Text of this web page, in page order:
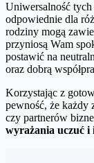
Uniwersalność
odpowiednie dla
rodziny mogą
przyniosą Wam
postawić na
oraz dobrą
Korzystając z
pewność, że każdy
czy partnerów
wyrażania uczuć i